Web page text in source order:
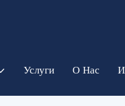
Услуги О Нас